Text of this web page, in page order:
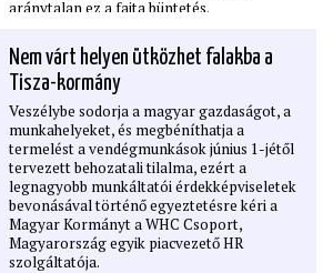
aránytalan ez a fajta büntetés.
Nem várt helyen ütközhet falakba a
Tisza-kormány
Veszélybe sodorja a magyar gazdaságot, a
munkahelyeket, és megbéníthatja a
termelést a vendégmunkások június 1-jétől
tervezett behozatali tilalma, ezért a
legnagyobb munkáltatói érdekképviseletek
bevonásával történő egyeztetésre kéri a
Magyar Kormányt a WHC Csoport,
Magyarország egyik piacvezető HR
szolgáltatója.